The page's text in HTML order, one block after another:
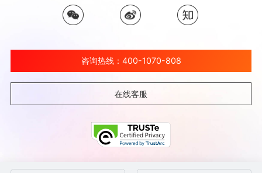
咨询热线：400-1070-808
在线客服
©北京金山云网络技术有限公司 2026 Ksyun All Rights Reserved Kingsoft Corp.